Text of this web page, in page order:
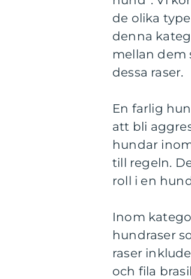
de olika
denna
mellan dem
dessa raser.
En farlig
att bli
hundar
till regeln.
roll i en
Inom
hundraser
raser
och fila